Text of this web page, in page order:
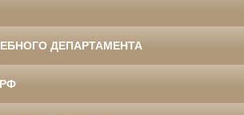
ДЕПАРТАМЕНТА